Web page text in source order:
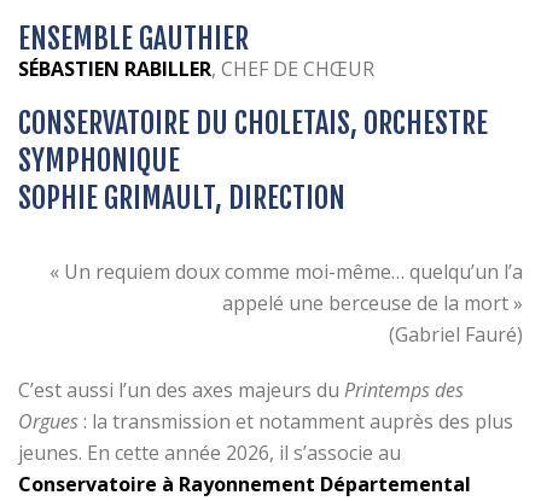
ENSEMBLE GAUTHIER
SÉBASTIEN RABILLER, CHEF DE CHŒUR
CONSERVATOIRE DU CHOLETAIS, ORCHESTRE
SYMPHONIQUE
SOPHIE GRIMAULT, DIRECTION
« Un requiem doux comme moi-même… quelqu’un l’a
appelé une berceuse de la mort »
(Gabriel Fauré)
C’est aussi l’un des axes majeurs du Printemps des
Orgues: la transmission et notamment auprès des plus
jeunes. En cette année 2026, il s’associe au
Conservatoire à Rayonnement Départemental